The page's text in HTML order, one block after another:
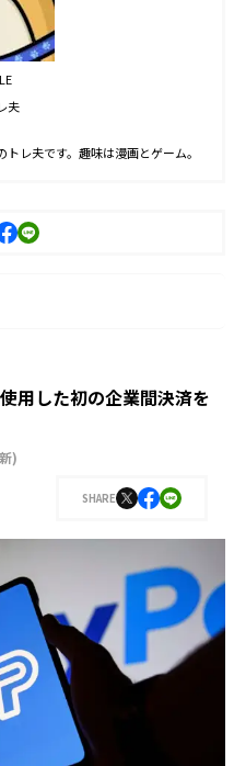
夫
レ夫です。趣味は漫画とゲーム。
用した初の企業間決済を
)
SHARE